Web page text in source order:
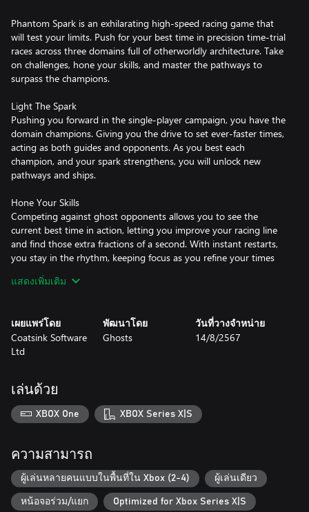
Phantom Spark is an exhilarating high-speed racing game that
will test your limits. Push for your best time in precision time-trial
races across three domains full of otherworldly architecture. Take
on challenges, hone your skills, and master the pathways to
surpass the champions.
Light The Spark
Pushing you forward in the single-player campaign, you have the
domain champions. Giving you the drive to set ever-faster times,
acting as both guides and opponents. As you best each
champion, and your spark strengthens, you will unlock new
pathways and ships.
Hone Your Skills
Competing against ghost opponents allows you to see the
current best time in action, letting you improve your racing line
and find those extra fractions of a second. With instant restarts,
you stay in the rhythm, keeping focus as you refine your times
friends with online leaderboards. Forge rivalries and seek to be
the best as you master over 30 unique pathways.
- Over 30 hand-built pathways to race.
- Play in Single-Player or Local Split Screen Multiplayer.
- Race across three Domains, each featuring a unique Champion,
visual theme, and pathway mechanics.
- A mesmerizing soundtrack that keeps you in the flow.
แสดงเพิ่มเติม
เผยแพร่โดย
Coatsink Software
Ltd
พัฒนาโดย
Ghosts
วันที่วางจำหน่าย
14/8/2567
เล่นด้วย
XBOX One XBOX Series X|S
ความสามารถ
ผู้เล่นหลายคนแบบในพื้นที่ใน Xbox (2-4) ผู้เล่นเดียว
หน้อจอร่วม/แยก Optimized for Xbox Series X|S